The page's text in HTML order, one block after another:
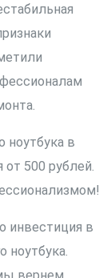
ноутбука в
500 рублей.
инвестиция в
ноутбука.